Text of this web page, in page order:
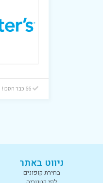
66 כבר חסכו! 0 היום
ניווט באתר
בחירת קופונים